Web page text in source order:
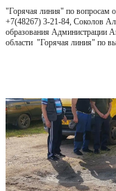
"Горячая линия" по вопросам
+7(48267) 3-21-84, Соколов
образования Администрации
области "Горячая линия" по